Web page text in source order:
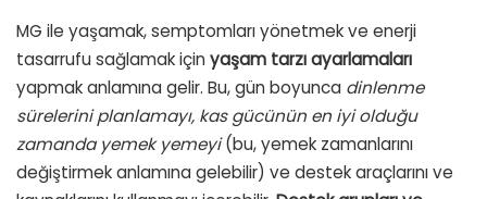
MG ile yaşamak, semptomları yönetmek ve enerji
tasarrufu sağlamak için yaşam tarzı ayarlamaları
yapmak anlamına gelir. Bu, gün boyunca dinlenme
sürelerini planlamayı, kas gücünün en iyi olduğu
zamanda yemek yemeyi(bu, yemek zamanlarını
değiştirmek anlamına gelebilir) ve destek araçlarını ve